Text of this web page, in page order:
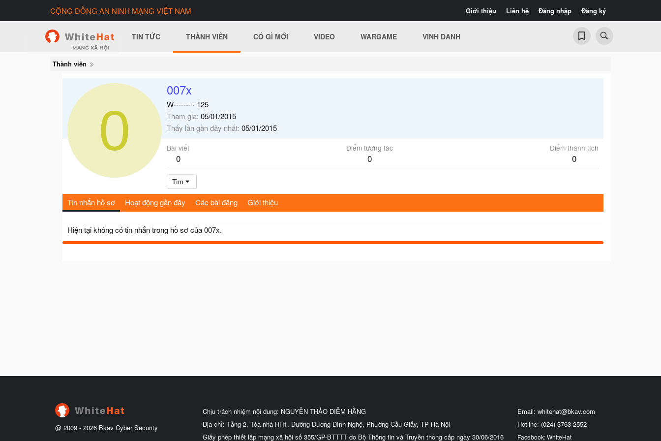
Giới thiệu Liên hệ Đăng nhập Đăng ký
CỘNG ĐỒNG AN NINH MẠNG VIỆT NAM
TIN TỨC THÀNH VIÊN CÓ GÌ MỚI VIDEO WARGAME VINH DANH
Thành viên
0
007x
W------- · 125
Tham gia 05/01/2015
Thấy lần gần đây nhất 05/01/2015
Bài viết
0
Điểm tương tác
0
Điểm thành tích
0
Tìm
Tin nhắn hồ sơ Hoạt động gần đây Các bài đăng Giới thiệu
Hiện tại không có tin nhắn trong hồ sơ của 007x.
@ 2009 - 2026 Bkav Cyber Security
Chịu trách nhiệm nội dung: NGUYỄN THẢO DIỄM HẰNG
Địa chỉ: Tầng 2, Tòa nhà HH1, Đường Dương Đình Nghệ, Phường Cầu Giấy, TP Hà Nội
Giấy phép thiết lập mạng xã hội số 355/GP-BTTTT do Bộ Thông tin và Truyền thông cấp ngày 30/06/2016
Email: whitehat@bkav.com
Hotline: (024) 3763 2552
Facebook: WhiteHat